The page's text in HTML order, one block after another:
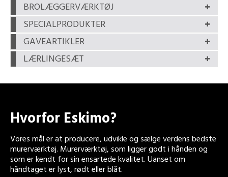
BROLÆGGERVÆRKTØJ
SPECIALPRODUKTER
GAVEARTIKLER
LÆRLINGESÆT
Hvorfor Eskimo?
Vores mål er at producere, udvikle og sælge verdens bedste
murerværktøj. Murerværktøj, som ligger godt i hånden og
som er kendt for sin ensartede kvalitet. Uanset om
håndtaget er lyst, rødt eller blåt.